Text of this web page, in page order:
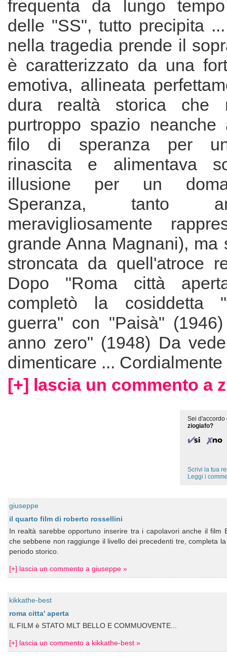
frequenta da lungo
delle "SS", tutto precipita
nella tragedia prende il
è caratterizzato da una
emotiva, allineata
dura realtà storica che
purtroppo spazio
filo di speranza per
rinascita e alimentava
illusione per un
Speranza, tanto
meravigliosamente
grande Anna Magnani), ma
stroncata da quell'atroce
Dopo "Roma città
completò la cosiddetta
guerra" con "Paisà"
anno zero" (1948) Da
dimenticare ...
[+] lascia un commento a
Sei d'accordo
ziogiafo?
Scrivi la tua
Leggi i
giuseppe
il quarto film di roberto rossellini
In realtà sarebbe opportuno inserire tra i capolavori anche il film
che sebbene non raggiunge il livello dei precedenti tre, completa
periodo storico.
[+] lascia un commento a giuseppe »
kikkathe-best
roma citta' aperta
IL FILM è STATO MLT BELLO E COMMUOVENTE...
[+] lascia un commento a kikkathe-best »